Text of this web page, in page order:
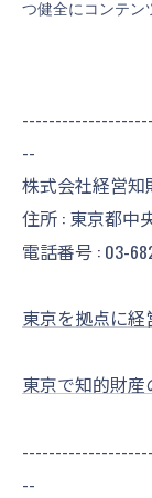
つ健全にコンテン
--
株式会社経営
住所 : 東京都中
電話番号 : 03-
東京を拠点に経
東京で知的財
--